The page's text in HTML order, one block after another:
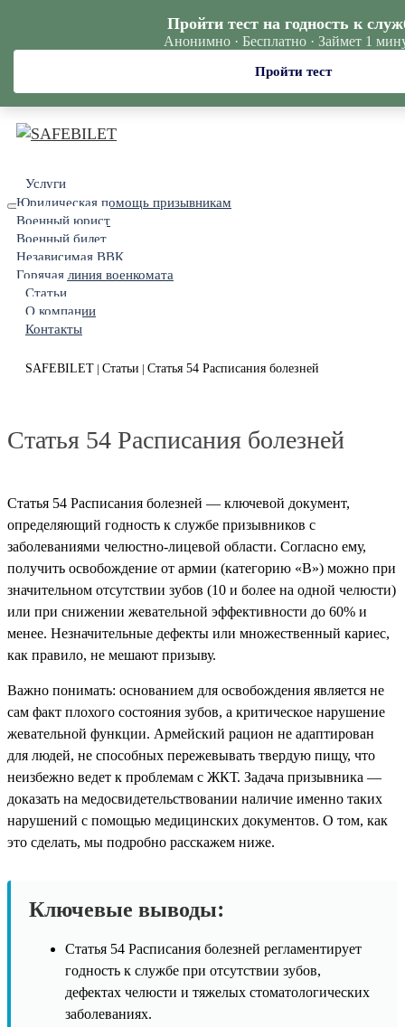
Услуги
Юридическая помощь призывникам
Военный юрист
Военный билет
Независимая ВВК
Горячая линия военкомата
Статьи
О компании
Контакты
SAFEBILET Статьи Статья 54 Расписания болезней
Статья 54 Расписания болезней
Статья 54 Расписания болезней — ключевой документ,
определяющий годность к службе призывников с
заболеваниями челюстно-лицевой области. Согласно ему,
получить освобождение от армии (категорию «В») можно при
значительном отсутствии зубов (10 и более на одной челюсти)
или при снижении жевательной эффективности до 60% и
менее. Незначительные дефекты или множественный кариес,
как правило, не мешают призыву.
Важно понимать: основанием для освобождения является не
сам факт плохого состояния зубов, а критическое нарушение
жевательной функции. Армейский рацион не адаптирован
для людей, не способных пережевывать твердую пищу, что
неизбежно ведет к проблемам с ЖКТ. Задача призывника —
доказать на медосвидетельствовании наличие именно таких
нарушений с помощью медицинских документов. О том, как
это сделать, мы подробно расскажем ниже.
Ключевые выводы:
Статья 54 Расписания болезней регламентирует
годность к службе при отсутствии зубов,
дефектах челюсти и тяжелых стоматологических
заболеваниях.
Пройти тест на годность к
Анонимно · Бесплатно · Займет 1
Пройти тест